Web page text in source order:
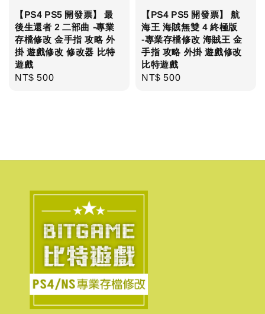
【PS4 PS5 開發票】 最
後生還者 2 二部曲 -專業
存檔修改 金手指 攻略 外
掛 遊戲修改 修改器 比特
遊戲
Regular
NT$ 500
【PS4 PS5 開發票】 航
海王 海賊無雙 4 終極版
-專業存檔修改 海賊王 金
手指 攻略 外掛 遊戲修改
比特遊戲
Regular
NT$ 500